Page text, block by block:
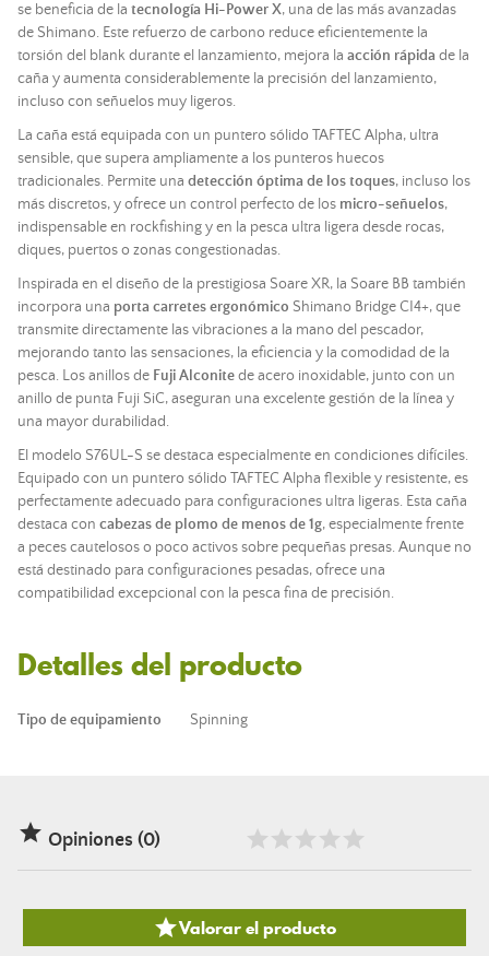
se beneficia de la tecnología Hi-Power X, una de las más avanzadas
de Shimano. Este refuerzo de carbono reduce eficientemente la
torsión del blank durante el lanzamiento, mejora la acción rápida de la
caña y aumenta considerablemente la precisión del lanzamiento,
incluso con señuelos muy ligeros.
La caña está equipada con un puntero sólido TAFTEC Alpha, ultra
sensible, que supera ampliamente a los punteros huecos
tradicionales. Permite una detección óptima de los toques, incluso los
más discretos, y ofrece un control perfecto de los micro-señuelos,
indispensable en rockfishing y en la pesca ultra ligera desde rocas,
diques, puertos o zonas congestionadas.
Inspirada en el diseño de la prestigiosa Soare XR, la Soare BB también
incorpora una porta carretes ergonómico Shimano Bridge CI4+, que
transmite directamente las vibraciones a la mano del pescador,
mejorando tanto las sensaciones, la eficiencia y la comodidad de la
pesca. Los anillos de Fuji Alconitede acero inoxidable, junto con un
anillo de punta Fuji SiC, aseguran una excelente gestión de la línea y
una mayor durabilidad.
El modelo S76UL-S se destaca especialmente en condiciones difíciles.
Equipado con un puntero sólido TAFTEC Alpha flexible y resistente, es
perfectamente adecuado para configuraciones ultra ligeras. Esta caña
destaca con cabezas de plomo de menos de 1g, especialmente frente
a peces cautelosos o poco activos sobre pequeñas presas. Aunque no
está destinado para configuraciones pesadas, ofrece una
compatibilidad excepcional con la pesca fina de precisión.
Detalles del producto
Tipo de equipamiento Spinning
 Opiniones (0)
Valorar el producto